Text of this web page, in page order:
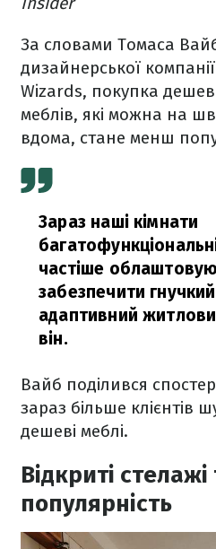
За словами Томаса
дизайнерської
Wizards, покупка
меблів, які можна на
вдома, стане менш
Зараз наші кімнати
частіше
забезпечити
адаптивний
він.
Вайб поділився
зараз більше клієнтів
дешеві меблі.
Відкриті
популярність